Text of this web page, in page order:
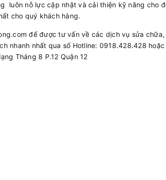
luôn nỗ lực cập nhật và cải thiện kỹ năng cho
cho quý khách hàng.
để được tư vấn về các dịch vụ sửa chữa,
nhanh nhất qua số Hotline: 0918.428.428
Tháng 8 P.12 Quận 12